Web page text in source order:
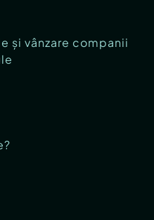
și vânzare companii